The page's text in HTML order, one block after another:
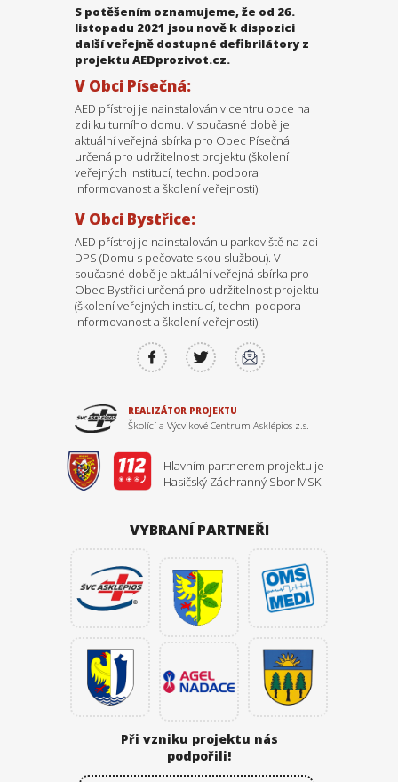
S potěšením oznamujeme, že od 26.
listopadu 2021 jsou nově k dispozici
další veřejně dostupné defibrilátory z
projektu AEDprozivot.cz.
V Obci Písečná:
AED přístroj je nainstalován v centru obce na
zdi kulturního domu. V současné době je
aktuální veřejná sbírka pro Obec Písečná
určená pro udržitelnost projektu (školení
veřejných institucí, techn. podpora
informovanost a školení veřejnosti).
V Obci Bystřice:
AED přístroj je nainstalován u parkoviště na zdi
DPS (Domu s pečovatelskou službou). V
současné době je aktuální veřejná sbírka pro
Obec Bystřici určená pro udržitelnost projektu
(školení veřejných institucí, techn. podpora
informovanost a školení veřejnosti).
REALIZÁTOR PROJEKTU
Školící a Výcvikové Centrum Asklépios z.s.
Hlavním partnerem projektu je
Hasičský Záchranný Sbor MSK
VYBRANÍ PARTNEŘI
Při vzniku projektu nás
podpořili!